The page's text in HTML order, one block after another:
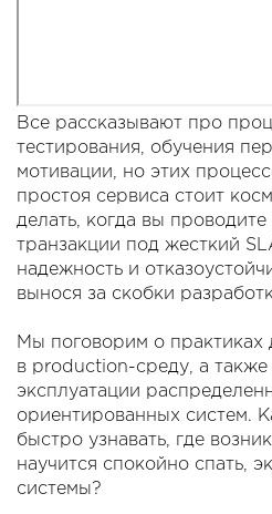
Все рассказывают про
тестирования, обучения
мотивации, но этих
простоя сервиса стоит
делать, когда вы
транзакции под жесткий
надежность и
вынося за скобки
Мы поговорим о практиках
в production-среду, а также
эксплуатации
ориентированных систем.
быстро узнавать, где
научится спокойно спать,
системы?